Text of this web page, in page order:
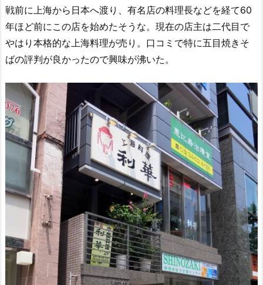
戦前に上海から日本へ渡り、有名店の料理長などを経て60
年ほど前にこの店を始めたそうな。現在の店主は二代目で
やはり本格的な上海料理が売り。口コミで特に五目焼きそ
ばの評判が良かったので興味が沸いた。